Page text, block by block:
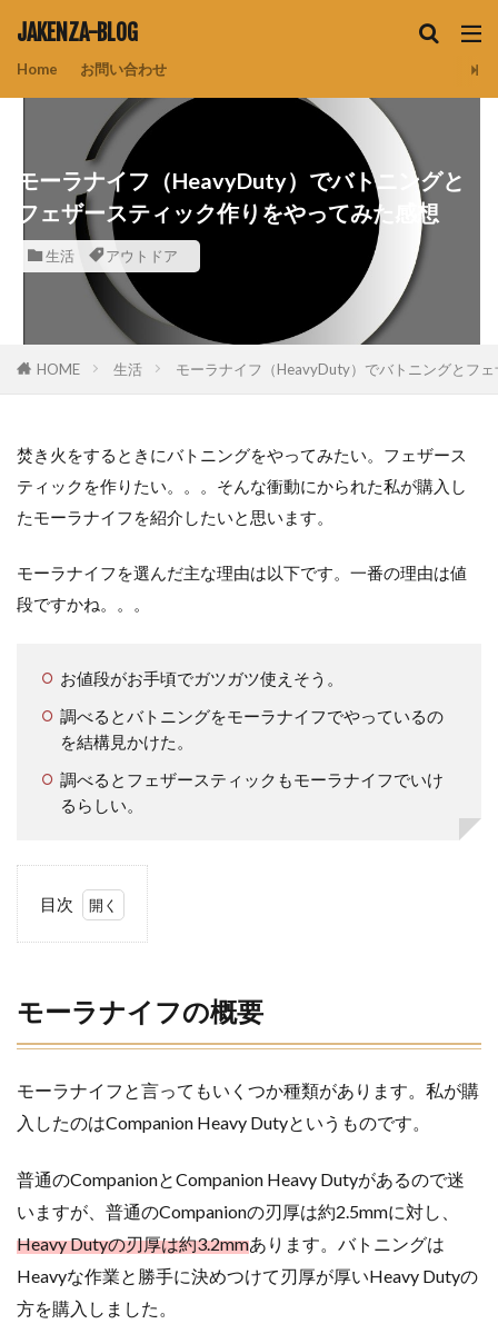
JAKENZA-BLOG
Home お問い合わせ
モーラナイフ（HeavyDuty）でバトニングと
フェザースティック作りをやってみた感想
生活 アウトドア
HOME 生活 モーラナイフ（HeavyDuty）でバトニングとフ
焚き火をするときにバトニングをやってみたい。フェザース
ティックを作りたい。。。そんな衝動にかられた私が購入し
たモーラナイフを紹介したいと思います。
モーラナイフを選んだ主な理由は以下です。一番の理由は値
段ですかね。。。
お値段がお手頃でガツガツ使えそう。
調べるとバトニングをモーラナイフでやっているの
を結構見かけた。
調べるとフェザースティックもモーラナイフでいけ
るらしい。
目次
ラ
ナ
イ
要
ーラナ
イフ
Duty)
でのバ
トニン
グ
モーラナイフの概要
モーラナイフと言ってもいくつか種類があります。私が購
入したのはCompanion Heavy Dutyというものです。
普通のCompanionとCompanion Heavy Dutyがあるので迷
いますが、 普通のCompanionの刃厚は約2.5mmに対し、
Heavy Dutyの刃厚は約3.2mmあります。バトニングは
Heavyな作業と勝手に決めつけて刃厚が厚いHeavy Dutyの
方を購入しました。